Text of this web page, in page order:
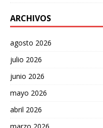
ARCHIVOS
agosto 2026
julio 2026
junio 2026
mayo 2026
abril 2026